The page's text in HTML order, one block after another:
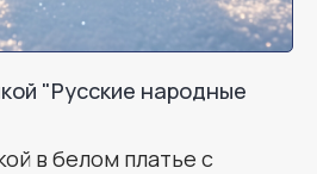
"Русские народные
в белом платье с